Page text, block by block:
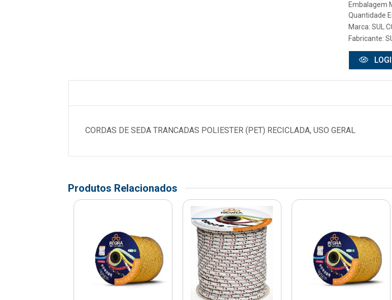
Embalagem
Quantidade
Marca: SUL
Fabricante:
CORDAS DE SEDA TRANCADAS POLIESTER (PET) RECICLADA, USO GERAL
Produtos Relacionados